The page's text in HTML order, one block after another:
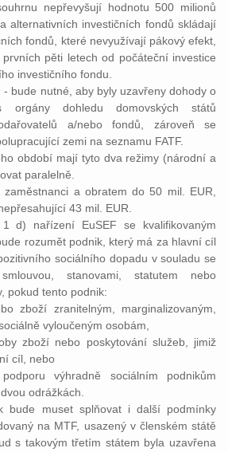
nepřevyšují hodnotu 500 milionů
alternativních investičních fondů skládají
fondů, které nevyužívají pákový efekt,
pěti letech od počáteční investice
investičního fondu.
- bude nutné, aby byly uzavřeny dohody o
orgány dohledu domovských států
a/nebo fondů, zároveň se
zemi na seznamu FATF.
období mají tyto dva režimy (národní a
paralelně.
a obratem do 50 mil. EUR,
43 mil. EUR.
d) nařízení EuSEF se kvalifikovaným
rozumět podnik, který má za hlavní cíl
sociálního dopadu v souladu se
stanovami, statutem nebo
pokud tento podnik:
zboží zranitelným, marginalizovaným,
vyloučeným osobám,
zboží nebo poskytování služeb, jimiž
cíl, nebo
výhradně sociálním podnikům
odrážkách.
bude muset splňovat i další podmínky
na MTF, usazený v členském státě
s takovým třetím státem byla uzavřena